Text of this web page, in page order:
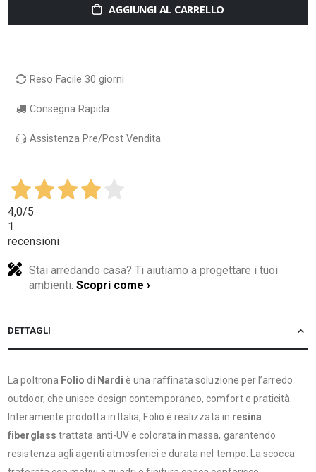
AGGIUNGI AL CARRELLO
Reso Facile 30 giorni
Consegna Rapida
Assistenza Pre/Post Vendita
4,0/5
1
recensioni
Stai arredando casa? Ti aiutiamo a progettare i tuoi
ambienti.Scopri come ›
DETTAGLI
La poltrona Folio di Nardi è una raffinata soluzione per l’arredo
outdoor, che unisce design contemporaneo, comfort e praticità.
Interamente prodotta in Italia, Folio è realizzata in resina
fiberglass trattata anti-UV e colorata in massa, garantendo
resistenza agli agenti atmosferici e durata nel tempo. La scocca